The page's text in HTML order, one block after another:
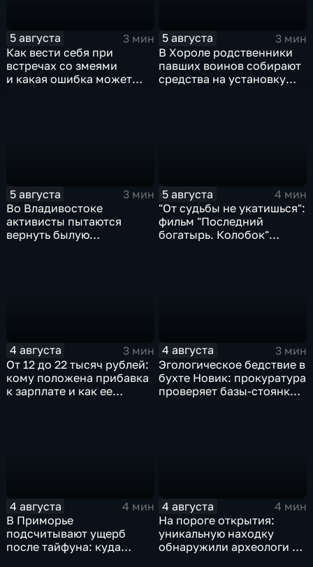
5 августа
3 мин
Как вести себя при
встречах со змеями
и какая ошибка может
5 августа
3 мин
В Хороле родственники
павших воинов собирают
средства на установку
5 августа
3 мин
Во Владивостоке
активисты пытаются
вернуть былую
5 августа
4 мин
"От судьбы не укатишься":
фильм "Последний
богатырь. Колобок"
4 августа
3 мин
От 12 до 22 тысяч рублей:
кому положена прибавка
к зарплате и как ее
4 августа
3 мин
Эгологическое бедствие в
бухте Новик: прокуратура
проверяет базы-стоянки
4 августа
4 мин
В Приморье
подсчитывают ущерб
после тайфуна: куда
4 августа
4 мин
На пороге открытия:
уникальную находку
обнаружили археологи на